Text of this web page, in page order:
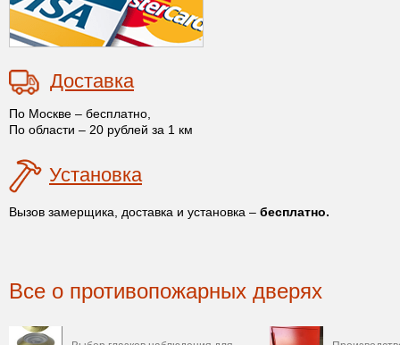
Доставка
По Москве – бесплатно,
По области – 20 рублей за 1 км
Установка
Вызов замерщика, доставка и установка – бесплатно.
Все о противопожарных дверях